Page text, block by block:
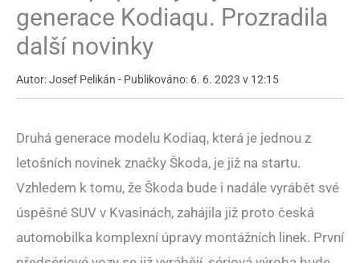
generace Kodiaqu. Prozradila
další novinky
Autor: Josef Pelikán - Publikováno: 6. 6. 2023 v 12:15
Druhá generace modelu Kodiaq, která je jednou z
letošních novinek značky Škoda, je již na startu.
Vzhledem k tomu, že Škoda bude i nadále vyrábět své
úspěšné SUV v Kvasinách, zahájila již proto česká
automobilka komplexní úpravy montážních linek. První